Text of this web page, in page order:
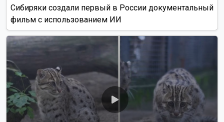
Сибиряки создали первый в России документальный
фильм с использованием ИИ